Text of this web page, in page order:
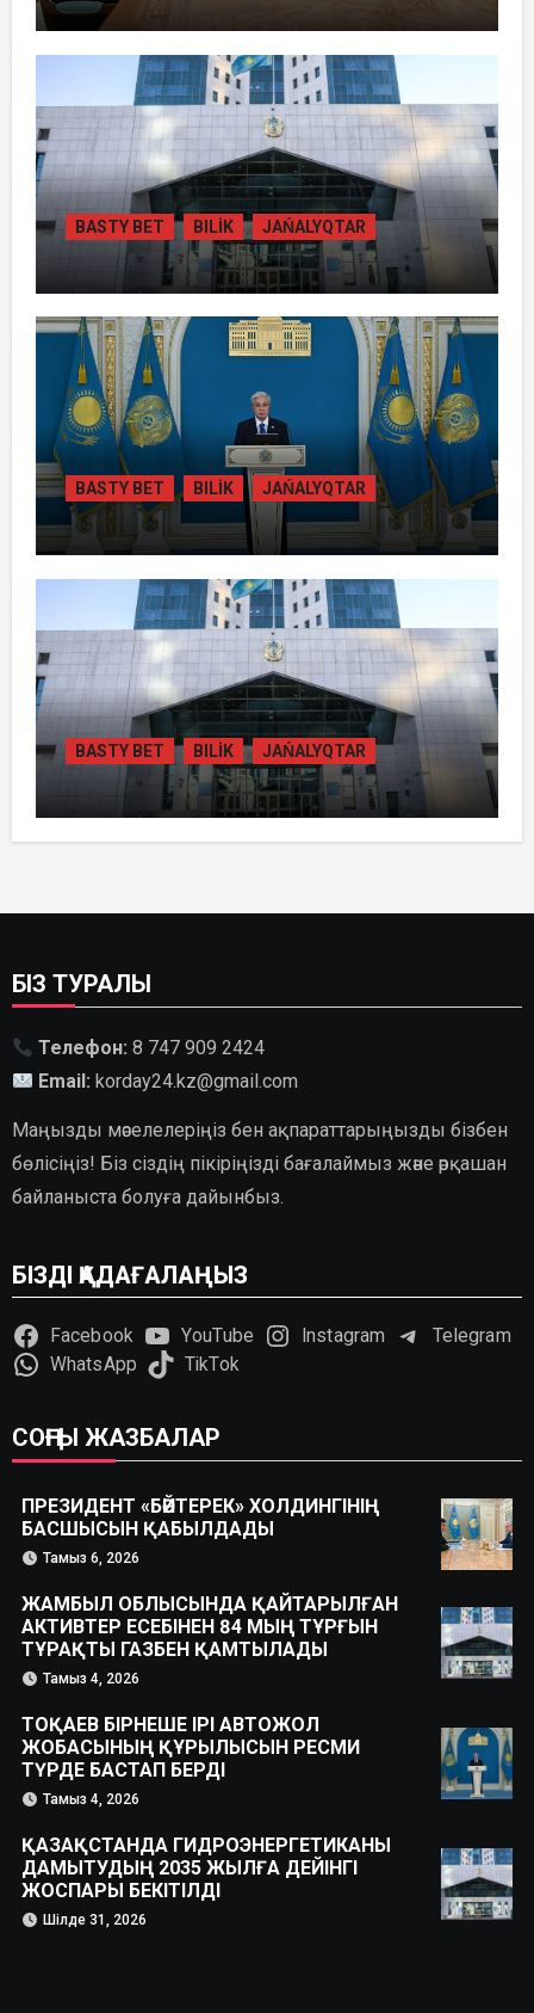
ПРЕЗИДЕНТ «БӘЙТЕРЕК» ХОЛДИНГІНІҢ
БАСШЫСЫН ҚАБЫЛДАДЫ
BASTY BET BILİK JAŃALYQTAR
ЖАМБЫЛ ОБЛЫСЫНДА
ҚАЙТАРЫЛҒАН АКТИВТЕР ЕСЕБІНЕН
84 МЫҢ ТҰРҒЫН ТҰРАҚТЫ ГАЗБЕН
ҚАМТЫЛАДЫ
BASTY BET BILİK JAŃALYQTAR
ТОҚАЕВ БІРНЕШЕ ІРІ АВТОЖОЛ
ЖОБАСЫНЫҢ ҚҰРЫЛЫСЫН РЕСМИ
ТҮРДЕ БАСТАП БЕРДІ
BASTY BET BILİK JAŃALYQTAR
ҚАЗАҚСТАНДА
ГИДРОЭНЕРГЕТИКАНЫ ДАМЫТУДЫҢ
БІЗ ТУРАЛЫ
Телефон: 8 747 909 2424
Email: korday24.kz@gmail.com
Маңызды мәселелеріңіз бен ақпараттарыңызды бізбен
бөлісіңіз! Біз сіздің пікіріңізді бағалаймыз және әрқашан
байланыста болуға дайынбыз.
БІЗДІ ҚАДАҒАЛАҢЫЗ
Facebook YouTube Instagram
Telegram
WhatsApp
TikTok
СОҢҒЫ ЖАЗБАЛАР
ПРЕЗИДЕНТ «БӘЙТЕРЕК» ХОЛДИНГІНІҢ
БАСШЫСЫН ҚАБЫЛДАДЫ
Тамыз 6, 2026
ЖАМБЫЛ ОБЛЫСЫНДА ҚАЙТАРЫЛҒАН
АКТИВТЕР ЕСЕБІНЕН 84 МЫҢ ТҰРҒЫН
ТҰРАҚТЫ ГАЗБЕН ҚАМТЫЛАДЫ
Тамыз 4, 2026
ТОҚАЕВ БІРНЕШЕ ІРІ АВТОЖОЛ
ЖОБАСЫНЫҢ ҚҰРЫЛЫСЫН РЕСМИ
ТҮРДЕ БАСТАП БЕРДІ
Тамыз 4, 2026
ҚАЗАҚСТАНДА ГИДРОЭНЕРГЕТИКАНЫ
ДАМЫТУДЫҢ 2035 ЖЫЛҒА ДЕЙІНГІ
ЖОСПАРЫ БЕКІТІЛДІ
Шілде 31, 2026